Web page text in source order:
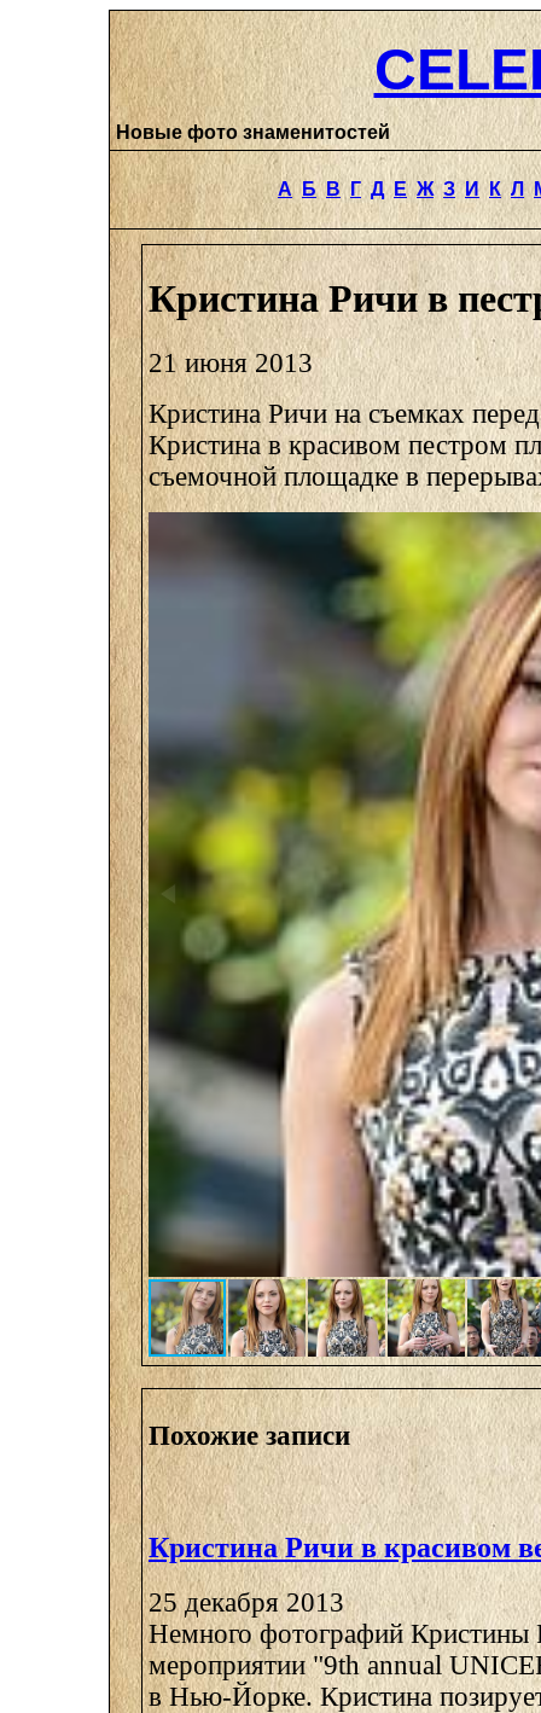
Новые фото знаменитостей
А Б В Г Д Е Ж З И К Л
Кристина Ричи в
21 июня 2013
Кристина Ричи на съемках
Кристина в красивом пестром
съемочной площадке в
Похожие записи
Кристина Ричи в красивом
25 декабря 2013
Немного фотографий Кристины
мероприятии "9th annual
в Нью-Йорке. Кристина